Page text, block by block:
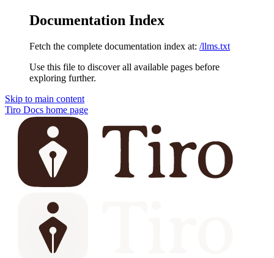
Documentation Index
Fetch the complete documentation index at: /llms.txt
Use this file to discover all available pages before
exploring further.
Skip to main content
Tiro Docs home page